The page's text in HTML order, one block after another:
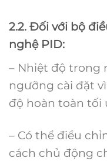
2.2. Đối với bộ
nghệ PID:
– Nhiệt độ trong
ngưỡng cài đặt
độ hoàn toàn tối
– Có thể điều
cách chủ động